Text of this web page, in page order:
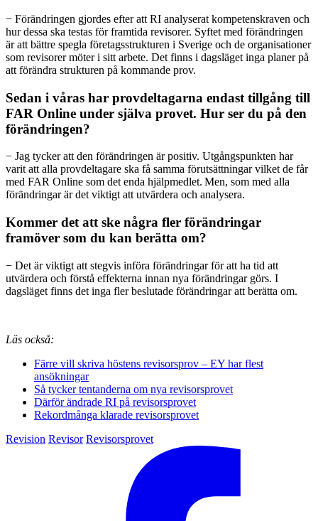
− Förändringen gjordes efter att RI analyserat kompetenskraven och
hur dessa ska testas för framtida revisorer. Syftet med förändringen
är att bättre spegla företagsstrukturen i Sverige och de organisationer
som revisorer möter i sitt arbete. Det finns i dagsläget inga planer på
att förändra strukturen på kommande prov.
Sedan i våras har provdeltagarna endast tillgång till
FAR Online under själva provet. Hur ser du på den
förändringen?
− Jag tycker att den förändringen är positiv. Utgångspunkten har
varit att alla provdeltagare ska få samma förutsättningar vilket de får
med FAR Online som det enda hjälpmedlet. Men, som med alla
förändringar är det viktigt att utvärdera och analysera.
Kommer det att ske några fler förändringar
framöver som du kan berätta om?
− Det är viktigt att stegvis införa förändringar för att ha tid att
utvärdera och förstå effekterna innan nya förändringar görs. I
dagsläget finns det inga fler beslutade förändringar att berätta om.
Läs också:
Färre vill skriva höstens revisorsprov – EY har flest
ansökningar
Så tycker tentanderna om nya revisorsprovet
Därför ändrade RI på revisorsprovet
Rekordmånga klarade revisorsprovet
Revision Revisor Revisorsprovet